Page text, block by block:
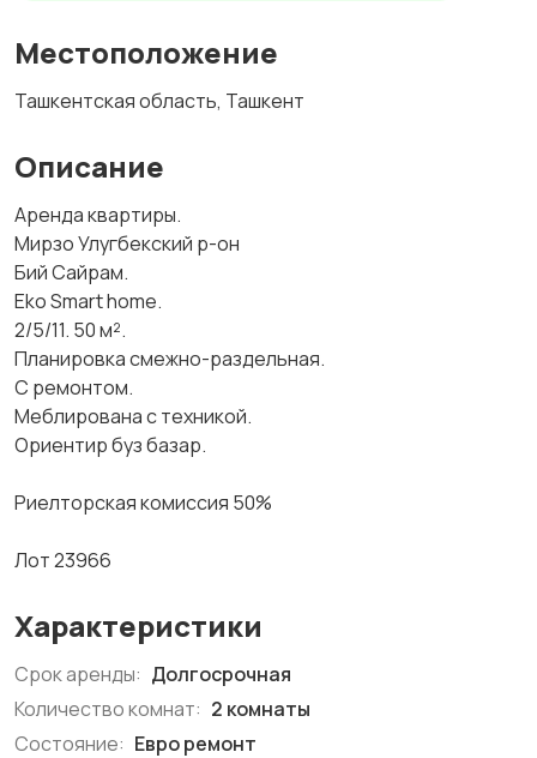
Местоположение
Ташкентская область, Ташкент
Описание
Аренда квартиры.
Мирзо Улугбекский р-он
Бий Сайрам.
Eko Smart home.
2/5/11. 50 м².
Планировка смежно-раздельная.
С ремонтом.
Меблирована с техникой.
Ориентир буз базар.
Риелторская комиссия 50%
Лот 23966
Характеристики
Срок аренды: Долгосрочная
Количество комнат: 2 комнаты
Состояние: Евро ремонт